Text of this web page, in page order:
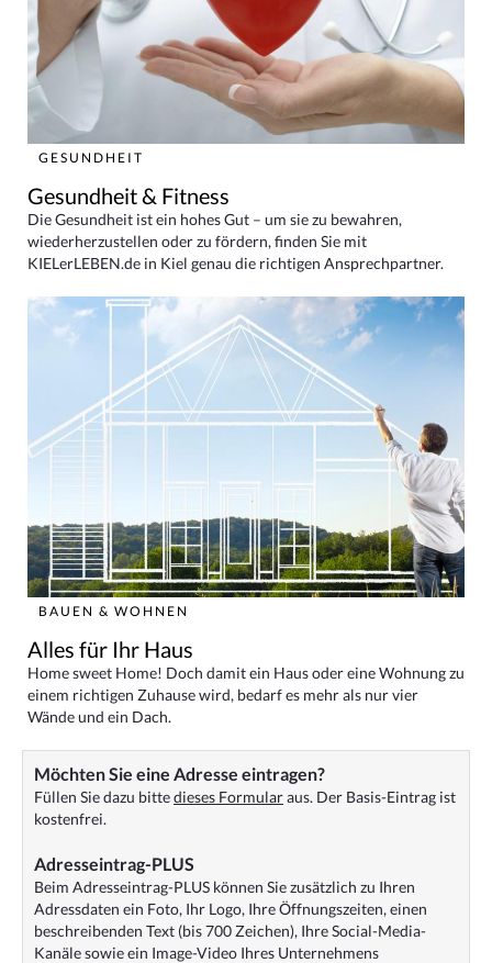
GESUNDHEIT
Gesundheit & Fitness
Die Gesundheit ist ein hohes Gut – um sie zu bewahren,
wiederherzustellen oder zu fördern, finden Sie mit
KIELerLEBEN.de in Kiel genau die richtigen Ansprechpartner.
BAUEN & WOHNEN
Alles für Ihr Haus
Home sweet Home! Doch damit ein Haus oder eine Wohnung zu
einem richtigen Zuhause wird, bedarf es mehr als nur vier
Wände und ein Dach.
Möchten Sie eine Adresse eintragen?
Füllen Sie dazu bittedieses Formularaus. Der Basis-Eintrag ist
kostenfrei.
Adresseintrag-PLUS
Beim Adresseintrag-PLUS können Sie zusätzlich zu Ihren
Adressdaten ein Foto, Ihr Logo, Ihre Öffnungszeiten, einen
beschreibenden Text (bis 700 Zeichen), Ihre Social-Media-
Kanäle sowie ein Image-Video Ihres Unternehmens